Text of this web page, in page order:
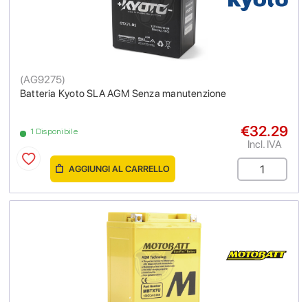
Batteria Kyoto SLA AGM Senza manutenzione
(AG9275)
1 Disponibile €32.29
Incl. IVA
AGGIUNGI AL CARRELLO